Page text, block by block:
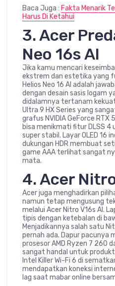
Baca Juga : Fakta Menarik
Harus Di Ketahui
3. Acer
Neo 16s AI
Jika kamu mencari
ekstrem dan estetika yang
Helios Neo 16 AI adalah
dengan desain sasis logam
didalamnya tertanam
Ultra 9 HX Series yang
grafus NVIDIA GeForce
bisa menikmati fitur DLSS
super stabil. Layar OLED 16
dukungan HDR membuat
game AAA terlihat sangat
mata.
4. Acer
Acer juga menghadirkan
namun tetap mengusung
melalui Acer Nitro V16s AI.
tipis dengan ketebalan di
Menjadikannya salah satu
pernah ada. Dapur pacunya
prosesor AMD Ryzen 7 260
sangat handal untuk
Intel Killer Wi-Fi 6 di
mendapatkan koneksi
lag saat mabar online